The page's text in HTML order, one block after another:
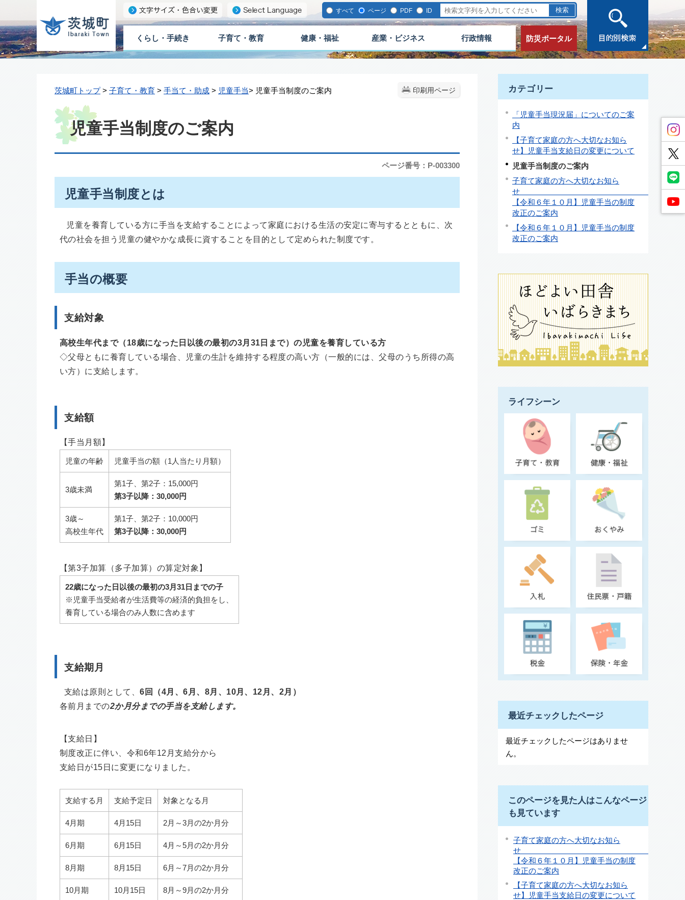
すべて ページ PDF ID
くらし・手続き 子育て・教育 健康・福祉 産業・ビジネス 行政情報 防災ポータル
印刷用ページ
茨城町トップ> 子育て・教育 > 手当て・助成 > 児童手当> 児童手当制度のご案内
児童手当制度のご案内
ページ番号：P-003300
児童手当制度とは
児童を養育している方に手当を支給することによって家庭における生活の安定に寄与するとともに、次
代の社会を担う児童の健やかな成長に資することを目的として定められた制度です。
手当の概要
支給対象
高校生年代まで（18歳になった日以後の最初の3月31日まで）の児童を養育している方
◇父母ともに養育している場合、児童の生計を維持する程度の高い方（一般的には、父母のうち所得の高
い方）に支給します。
支給額
【手当月額】
児童の年齢 児童手当の額（1人当たり月額）
3歳未満
第1子、第2子：15,000円
第3子以降：30,000円
3歳～
高校生年代
第1子、第2子：10,000円
第3子以降：30,000円
【第3子加算（多子加算）の算定対象】
22歳になった日以後の最初の3月31日までの子
※児童手当受給者が生活費等の経済的負担をし、
養育している場合のみ人数に含めます
支給期月
支給は原則として、6回（4月、6月、8月、10月、12月、2月）
各前月までの2か月分までの手当を支給します。
【支給日】
制度改正に伴い、令和6年12月支給分から
支給日が15日に変更になりました。
支給する月 支給予定日 対象となる月
4月期 4月15日 2月～3月の2か月分
6月期 6月15日 4月～5月の2か月分
8月期 8月15日 6月～7月の2か月分
10月期 10月15日 8月～9月の2か月分
カテゴリー
「児童手当現況届」についてのご案
内
【子育て家庭の方へ大切なお知ら
せ】児童手当支給日の変更について
児童手当制度のご案内
子育て家庭の方へ大切なお知ら
【令和６年１０月】児童手当の制度
改正のご案内
【令和６年１０月】児童手当の制度
改正のご案内
ライフシーン
最近チェックしたページ
最近チェックしたページはありませ
ん。
このページを見た人はこんなページ
も見ています
子育て家庭の方へ大切なお知ら
【令和６年１０月】児童手当の制度
改正のご案内
【子育て家庭の方へ大切なお知ら
せ】児童手当支給日の変更について